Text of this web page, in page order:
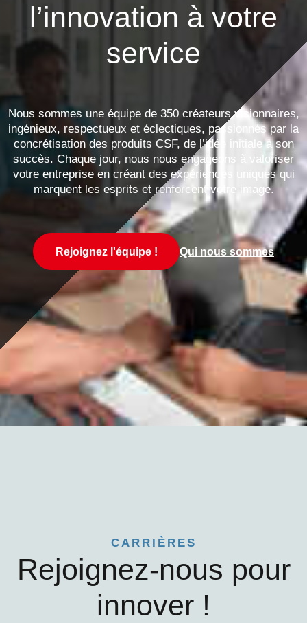
l’innovation à votre
service
Nous sommes une équipe de 350 créateurs visionnaires,
ingénieux, respectueux et éclectiques, passionnés par la
concrétisation des produits CSF, de l’idée initiale à son
succès. Chaque jour, nous nous engageons à valoriser
votre entreprise en créant des expériences uniques qui
marquent les esprits et renforcent votre image.
Rejoignez l'équipe ! Qui nous sommes
Accueil / À propos / Notre équipe
CARRIÈRES
Rejoignez-nous pour
innover !